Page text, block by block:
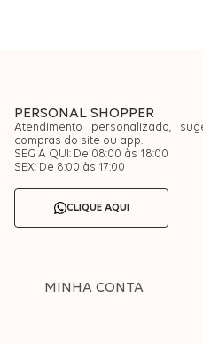
PERSONAL SHOPPER
Atendimento personalizado,
compras do site ou app.
SEG A QUI: De 08:00 às 18:00
SEX: De 8:00 às 17:00
CLIQUE AQUI
MINHA CONTA